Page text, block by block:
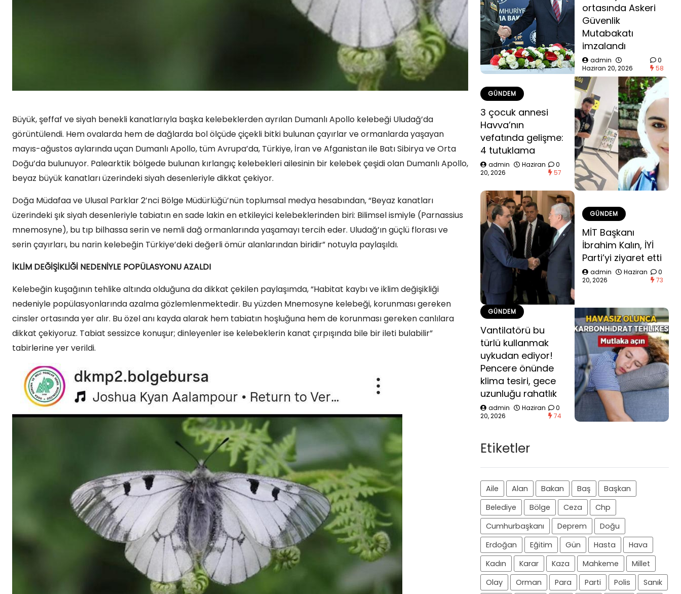
Büyük, şeffaf ve siyah benekli kanatlarıyla başka kelebeklerden ayrılan Dumanlı Apollo kelebeği Uludağ’da
görüntülendi. Hem ovalarda hem de dağlarda bol ölçüde çiçekli bitki bulunan çayırlar ve ormanlarda yaşayan
mayıs-ağustos aylarında uçan Dumanlı Apollo, tüm Avrupa’da, Türkiye, İran ve Afganistan ile Batı Sibirya ve Orta
Doğu’da bulunuyor. Palearktik bölgede bulunan kırlangıç kelebekleri ailesinin bir kelebek çeşidi olan Dumanlı Apollo,
beyaz büyük kanatları üzerindeki siyah desenleriyle dikkat çekiyor.
Doğa Müdafaa ve Ulusal Parklar 2’nci Bölge Müdürlüğü’nün toplumsal medya hesabından, “Beyaz kanatları
üzerindeki şık siyah desenleriyle tabiatın en sade lakin en etkileyici kelebeklerinden biri: Bilimsel ismiyle (Parnassius
mnemosyne), bu tıp bilhassa serin ve nemli dağ ormanlarında yaşamayı tercih eder. Uludağ’ın güçlü florası ve
serin çayırları, bu narin kelebeğin Türkiye’deki değerli ömür alanlarından biridir” notuyla paylaşıldı.
İKLİM DEĞİŞİKLİĞİ NEDENİYLE POPÜLASYONU AZALDI
Kelebeğin kuşağının tehlike altında olduğuna da dikkat çekilen paylaşımda, “Habitat kaybı ve iklim değişikliği
nedeniyle popülasyonlarında azalma gözlemlenmektedir. Bu yüzden Mnemosyne kelebeği, korunması gereken
cinsler ortasında yer alır. Bu özel anı kayda alarak hem tabiatın hoşluğuna hem de korunması gereken canlılara
dikkat çekiyoruz. Tabiat sessizce konuşur; dinleyenler ise kelebeklerin kanat çırpışında bile bir ileti bulabilir”
tabirlerine yer verildi.
ortasında Askeri
Güvenlik
Mutabakatı
imzalandı
admin
Haziran 20, 2026
0
58
GÜNDEM
3 çocuk annesi
Havva’nın
vefatında gelişme:
4 tutuklama
admin
Haziran
20, 2026
0
57
GÜNDEM
MİT Başkanı
İbrahim Kalın, İYİ
Parti’yi ziyaret etti
admin
Haziran
20, 2026
0
73
GÜNDEM
Vantilatörü bu
türlü kullanmak
uykudan ediyor!
Pencere önünde
klima tesiri, gece
uzunluğu rahatlık
admin
Haziran
20, 2026
0
74
Etiketler
Aile Alan Bakan Baş
Başkan
Belediye
Bölge Ceza
Chp
Cumhurbaşkanı
Deprem
Doğu
Erdoğan
Eğitim Gün Hasta
Hava
Kadın
Karar Kaza Mahkeme
Millet
Olay
Orman Para Parti Polis
Sanık